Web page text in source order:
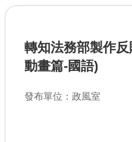
業務資訊
政府公開資訊
轉知法務部製作
動畫篇-國語)
發布單位：政風室